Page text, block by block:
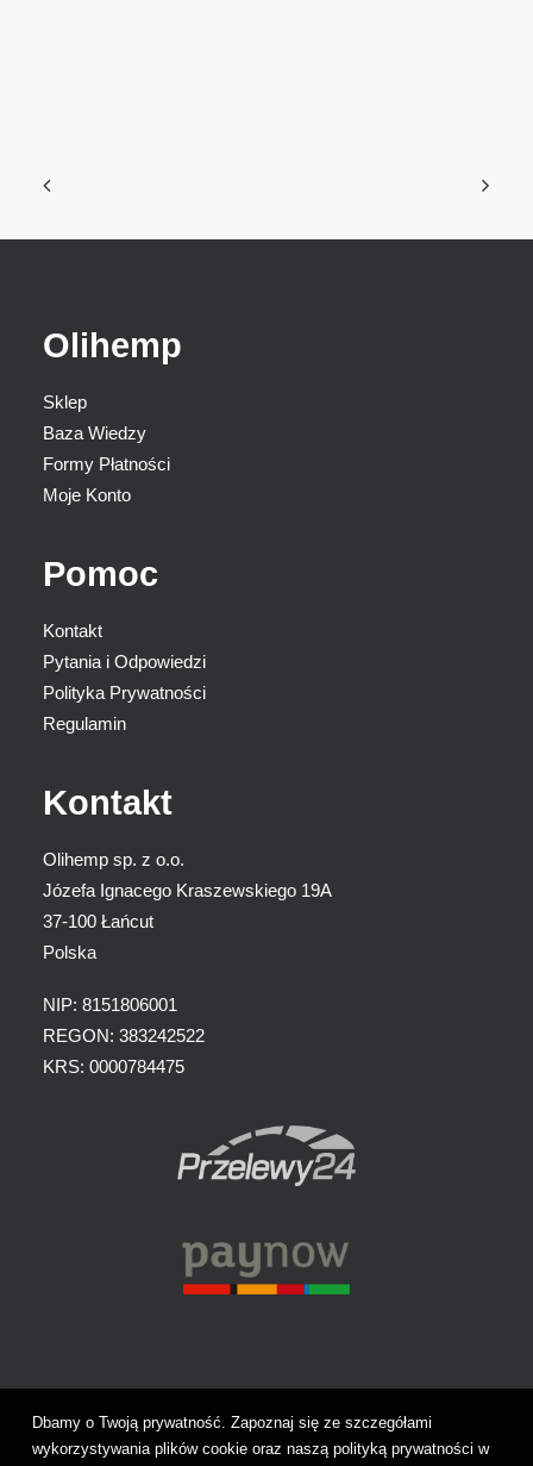
Olihemp
Sklep
Baza Wiedzy
Formy Płatności
Moje Konto
Pomoc
Kontakt
Pytania i Odpowiedzi
Polityka Prywatności
Regulamin
Kontakt
Olihemp sp. z o.o.
Józefa Ignacego Kraszewskiego 19A
37-100 Łańcut
Polska
NIP: 8151806001
REGON: 383242522
KRS: 0000784475
Dbamy o Twoją prywatność. Zapoznaj się ze szczegółami
wykorzystywania plików cookie oraz naszą polityką prywatności w